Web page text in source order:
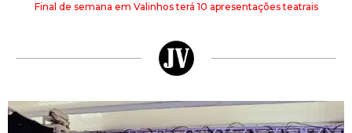
Final de semana em Valinhos terá 10 apresentações teatrais